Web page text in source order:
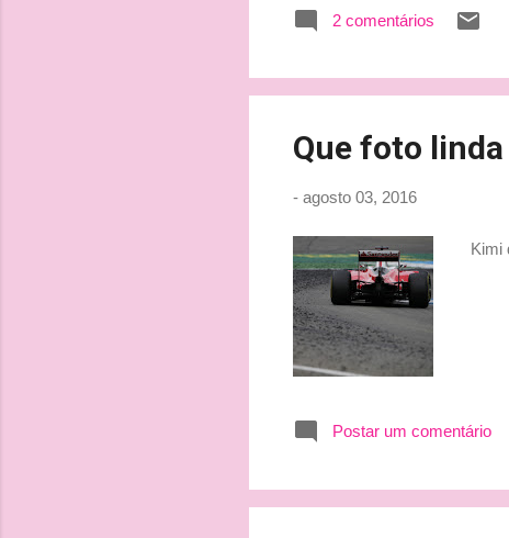
times concordaram que até
2 comentários
Que foto linda
- agosto 03, 2016
Kimi
Postar um comentário